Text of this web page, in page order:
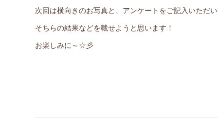
次回は横向きのお写真と、アンケートをご記入いただ
そちらの結果などを載せようと思います！
お楽しみに～☆彡